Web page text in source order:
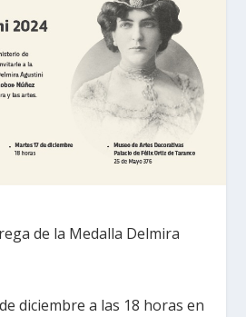
de la Medalla Delmira
diciembre a las 18 horas en